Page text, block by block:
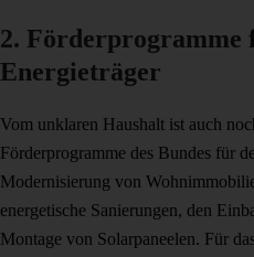
2. Förderprogramme
Energieträger
Vom unklaren Haushalt ist auch
Förderprogramme des Bundes für
Modernisierung von
energetische Sanierungen, den
Montage von Solarpaneelen. Für